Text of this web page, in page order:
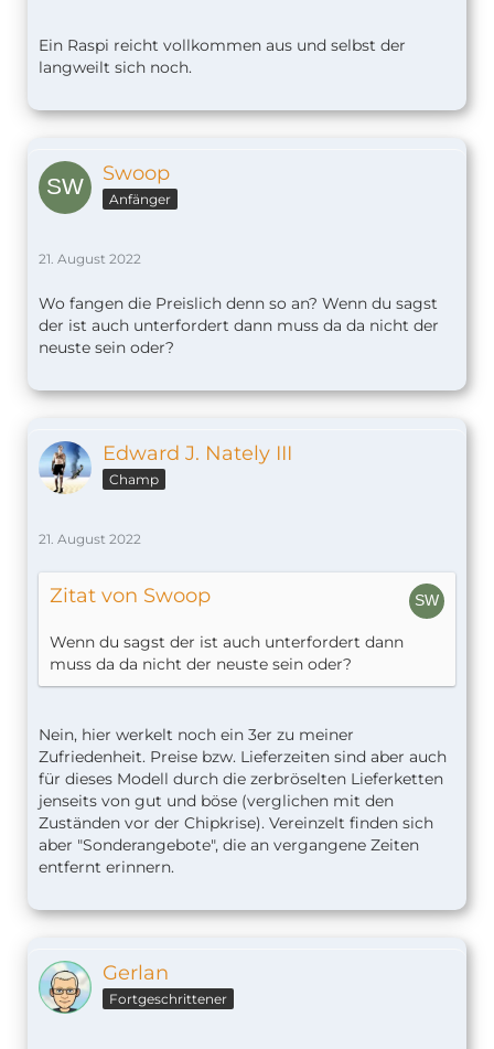
Ein Raspi reicht vollkommen aus und selbst der
langweilt sich noch.
Swoop
Anfänger
21. August 2022
Wo fangen die Preislich denn so an? Wenn du sagst
der ist auch unterfordert dann muss da da nicht der
neuste sein oder?
Edward J. Nately III
Champ
21. August 2022
Zitat von Swoop
Wenn du sagst der ist auch unterfordert dann
muss da da nicht der neuste sein oder?
Nein, hier werkelt noch ein 3er zu meiner
Zufriedenheit. Preise bzw. Lieferzeiten sind aber auch
für dieses Modell durch die zerbröselten Lieferketten
jenseits von gut und böse (verglichen mit den
Zuständen vor der Chipkrise). Vereinzelt finden sich
aber "Sonderangebote", die an vergangene Zeiten
entfernt erinnern.
Gerlan
Fortgeschrittener